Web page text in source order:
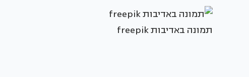
תמונה באדיבות freepik